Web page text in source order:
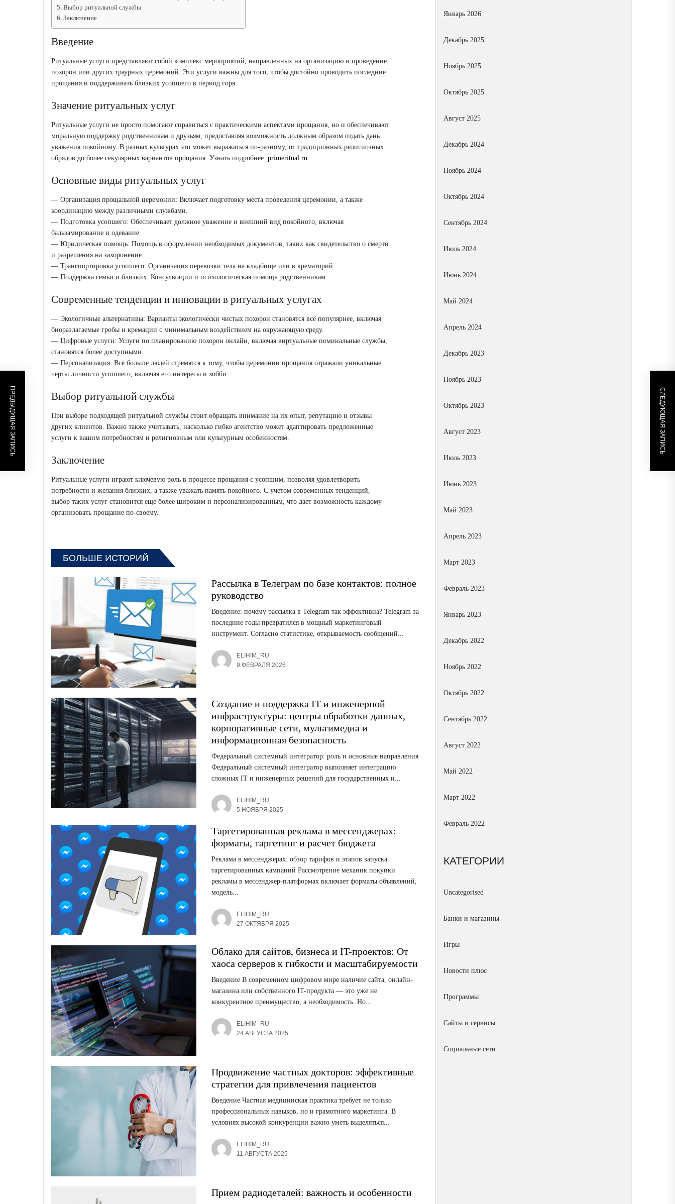
Выбор ритуальной службы
Заключение
Введение
Ритуальные услуги представляют собой комплекс мероприятий, направленных на организацию и проведение
похорон или других траурных церемоний. Эти услуги важны для того, чтобы достойно проводить последние
прощания и поддерживать близких усопшего в период горя.
Значение ритуальных услуг
Ритуальные услуги не просто помогают справиться с практическими аспектами прощания, но и обеспечивают
моральную поддержку родственникам и друзьям, предоставляя возможность должным образом отдать дань
уважения покойному. В разных культурах это может выражаться по-разному, от традиционных религиозных
обрядов до более секулярных вариантов прощания. Узнать подробнее: primeritual.ru
Основные виды ритуальных услуг
— Организация прощальной церемонии: Включает подготовку места проведения церемонии, а также
координацию между различными службами.
— Подготовка усопшего: Обеспечивает должное уважение и внешний вид покойного, включая
бальзамирование и одевание.
— Юридическая помощь: Помощь в оформлении необходимых документов, таких как свидетельство о смерти
и разрешения на захоронение.
— Транспортировка усопшего: Организация перевозки тела на кладбище или в крематорий.
— Поддержка семьи и близких: Консультации и психологическая помощь родственникам.
Современные тенденции и инновации в ритуальных услугах
— Экологичные альтернативы: Варианты экологически чистых похорон становятся всё популярнее, включая
биоразлагаемые гробы и кремации с минимальным воздействием на окружающую среду.
— Цифровые услуги: Услуги по планированию похорон онлайн, включая виртуальные поминальные службы,
становятся более доступными.
— Персонализация: Всё больше людей стремятся к тому, чтобы церемонии прощания отражали уникальные
черты личности усопшего, включая его интересы и хобби.
Выбор ритуальной службы
При выборе подходящей ритуальной службы стоит обращать внимание на их опыт, репутацию и отзывы
других клиентов. Важно также учитывать, насколько гибко агентство может адаптировать предложенные
услуги к вашим потребностям и религиозным или культурным особенностям.
Заключение
Ритуальные услуги играют ключевую роль в процессе прощания с усопшим, позволяя удовлетворить
потребности и желания близких, а также уважать память покойного. С учетом современных тенденций,
выбор таких услуг становится еще более широким и персонализированным, что дает возможность каждому
организовать прощание по-своему.
ПРЕДЫДУЩАЯ ЗАПИСЬ СЛЕДУЮЩАЯ ЗАПИСЬ
БОЛЬШЕ ИСТОРИЙ
Рассылка в Телеграм по базе контактов: полное
руководство
Введение: почему рассылка в Telegram так эффективна? Telegram за
последние годы превратился в мощный маркетинговый
инструмент. Согласно статистике, открываемость сообщений...
ELIHIM_RU
9 ФЕВРАЛЯ 2026
Создание и поддержка IT и инженерной
инфраструктуры: центры обработки данных,
корпоративные сети, мультимедиа и
информационная безопасность
Федеральный системный интегратор: роль и основные направления
Федеральный системный интегратор выполняет интеграцию
сложных IT и инженерных решений для государственных и...
ELIHIM_RU
5 НОЯБРЯ 2025
Таргетированная реклама в мессенджерах:
форматы, таргетинг и расчет бюджета
Реклама в мессенджерах: обзор тарифов и этапов запуска
таргетированных кампаний Рассмотрение механик покупки
рекламы в мессенджер-платформах включает форматы объявлений,
модель...
ELIHIM_RU
27 ОКТЯБРЯ 2025
Облако для сайтов, бизнеса и IT-проектов: От
хаоса серверов к гибкости и масштабируемости
Введение В современном цифровом мире наличие сайта, онлайн-
магазина или собственного IT-продукта — это уже не
конкурентное преимущество, а необходимость. Но...
ELIHIM_RU
24 АВГУСТА 2025
Продвижение частных докторов: эффективные
стратегии для привлечения пациентов
Введение Частная медицинская практика требует не только
профессиональных навыков, но и грамотного маркетинга. В
условиях высокой конкуренции важно уметь выделяться...
ELIHIM_RU
11 АВГУСТА 2025
Прием радиодеталей: важность и особенности
Январь 2026
Декабрь 2025
Ноябрь 2025
Октябрь 2025
Август 2025
Декабрь 2024
Ноябрь 2024
Октябрь 2024
Сентябрь 2024
Июль 2024
Июнь 2024
Май 2024
Апрель 2024
Декабрь 2023
Ноябрь 2023
Октябрь 2023
Август 2023
Июль 2023
Июнь 2023
Май 2023
Апрель 2023
Март 2023
Февраль 2023
Январь 2023
Декабрь 2022
Ноябрь 2022
Октябрь 2022
Сентябрь 2022
Август 2022
Май 2022
Март 2022
Февраль 2022
КАТЕГОРИИ
Uncategorised
Банки и магазины
Игры
Новости плюс
Программы
Сайты и сервисы
Социальные сети